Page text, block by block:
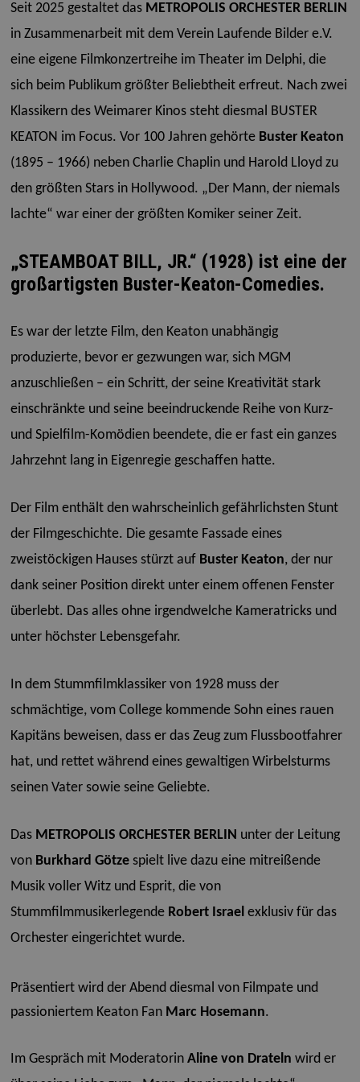
Seit 2025 gestaltet das METROPOLIS ORCHESTER BERLIN
in Zusammenarbeit mit dem Verein Laufende Bilder e.V.
eine eigene Filmkonzertreihe im Theater im Delphi, die
sich beim Publikum größter Beliebtheit erfreut. Nach zwei
Klassikern des Weimarer Kinos steht diesmal BUSTER
KEATON im Focus. Vor 100 Jahren gehörte Buster Keaton
(1895 – 1966) neben Charlie Chaplin und Harold Lloyd zu
den größten Stars in Hollywood. „Der Mann, der niemals
lachte“ war einer der größten Komiker seiner Zeit.
„STEAMBOAT BILL, JR.“ (1928) ist eine der
großartigsten Buster-Keaton-Comedies.
Es war der letzte Film, den Keaton unabhängig
produzierte, bevor er gezwungen war, sich MGM
anzuschließen – ein Schritt, der seine Kreativität stark
einschränkte und seine beeindruckende Reihe von Kurz-
und Spielfilm-Komödien beendete, die er fast ein ganzes
Jahrzehnt lang in Eigenregie geschaffen hatte.
Der Film enthält den wahrscheinlich gefährlichsten Stunt
der Filmgeschichte. Die gesamte Fassade eines
zweistöckigen Hauses stürzt auf Buster Keaton, der nur
dank seiner Position direkt unter einem offenen Fenster
überlebt. Das alles ohne irgendwelche Kameratricks und
unter höchster Lebensgefahr.
In dem Stummfilmklassiker von 1928 muss der
schmächtige, vom College kommende Sohn eines rauen
Kapitäns beweisen, dass er das Zeug zum Flussbootfahrer
hat, und rettet während eines gewaltigen Wirbelsturms
seinen Vater sowie seine Geliebte.
Das METROPOLIS ORCHESTER BERLIN unter der Leitung
von Burkhard Götzespielt live dazu eine mitreißende
Musik voller Witz und Esprit, die von
Stummfilmmusikerlegende Robert Israelexklusiv für das
Orchester eingerichtet wurde.
Präsentiert wird der Abend diesmal von Filmpate und
passioniertem Keaton Fan Marc Hosemann.
Im Gespräch mit Moderatorin Aline von Drateln wird er